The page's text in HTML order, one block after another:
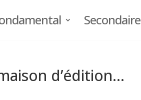
Secondaire
d’édition…